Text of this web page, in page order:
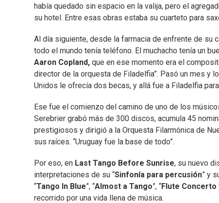
había quedado sin espacio en la valija, pero el
su hotel. Entre esas obras estaba su cuarteto para
Al día siguiente, desde la farmacia de enfrente de su
todo el mundo tenía teléfono. El muchacho tenía un
Aaron Copland, que en ese momento era el
director de la orquesta de Filadelfia”. Pasó un mes y
Unidos le ofrecía dos becas, y allá fue a Filadelfia
Ese fue el comienzo del camino de uno de los
Serebrier grabó más de 300 discos, acumula 45
prestigiosos y dirigió a la Orquesta Filarmónica de
sus raíces. “Uruguay fue la base de todo”.
Por eso, en Last Tango Before Sunrise, su nuevo
interpretaciones de su “Sinfonía para percusión” y
“Tango In Blue”, “Almost a Tango”, “Flute Concerto
recorrido por una vida llena de música.